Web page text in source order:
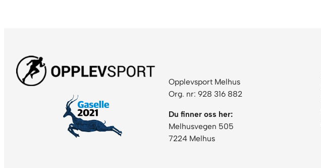
Opplevsport Melhus
Org. nr: 928 316 882
Du finner oss her:
Melhusvegen 505
7224 Melhus